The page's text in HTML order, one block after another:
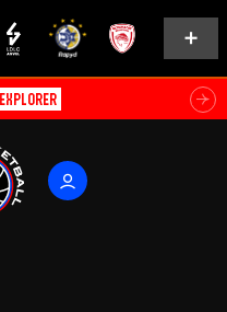
Explorer